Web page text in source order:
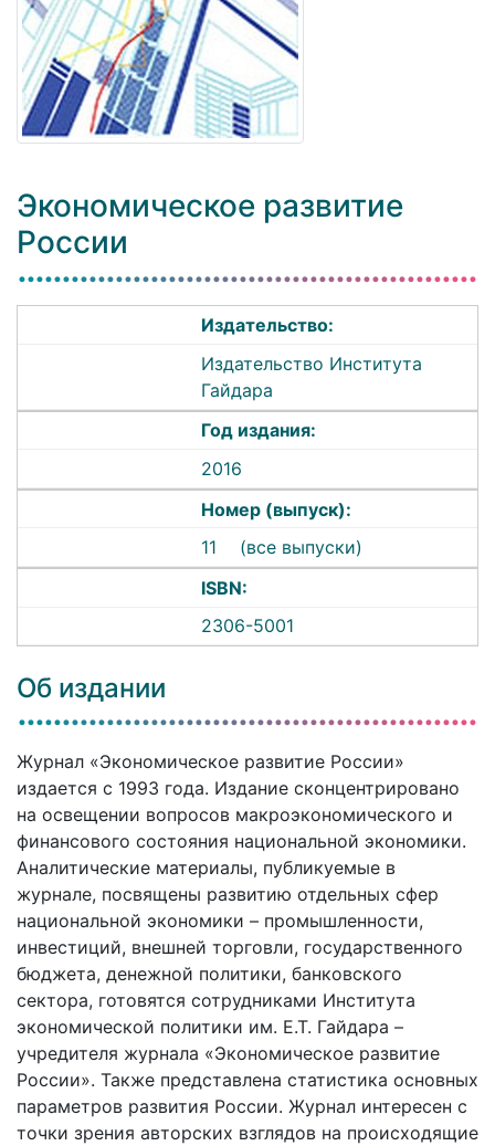
Экономическое развитие
России
Издательство:
Издательство Института
Гайдара
Год издания:
2016
Номер (выпуск):
11
(все выпуски)
ISBN:
2306-5001
Об издании
Журнал «Экономическое развитие России»
издается с 1993 года. Издание сконцентрировано
на освещении вопросов макроэкономического и
финансового состояния национальной экономики.
Аналитические материалы, публикуемые в
журнале, посвящены развитию отдельных сфер
национальной экономики – промышленности,
инвестиций, внешней торговли, государственного
бюджета, денежной политики, банковского
сектора, готовятся сотрудниками Института
экономической политики им. Е.Т. Гайдара –
учредителя журнала «Экономическое развитие
России». Также представлена статистика основных
параметров развития России. Журнал интересен с
точки зрения авторских взглядов на происходящие